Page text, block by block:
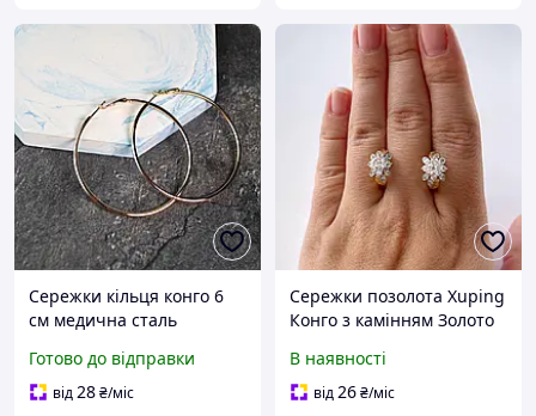
Сережки кільця конго 6
см медична сталь
Готово до відправки
від28₴/міс
Сережки позолота Xuping
Конго з камінням Золото
В наявності
від26₴/міс